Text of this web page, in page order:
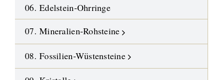
06. Edelstein-Ohrringe
07. Mineralien-Rohsteine
08. Fossilien-Wüstensteine